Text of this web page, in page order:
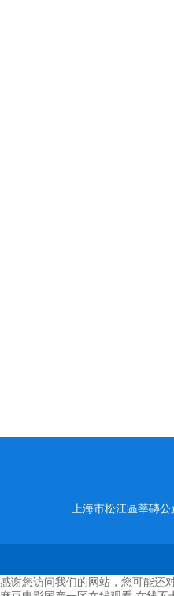
上海市松江區莘磚
感谢您访问我们的网站，您可能还